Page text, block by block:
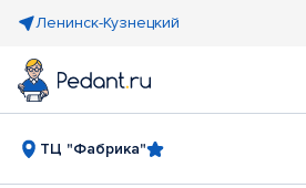
Ленинск-Кузнецкий
ТЦ "Фабрика"